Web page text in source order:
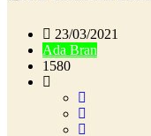
23/03/2021
Ada Bran
1580